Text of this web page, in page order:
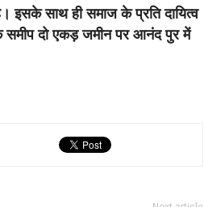
इसके साथ ही समाज के प्रति दायित्व
के समीप दो एकड़ जमीन पर आनंद पुर में